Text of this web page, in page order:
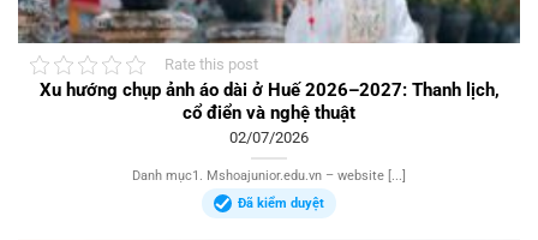
Rate this post
Xu hướng chụp ảnh áo dài ở Huế 2026–2027: Thanh lịch,
cổ điển và nghệ thuật
02/07/2026
Danh mục1. Mshoajunior.edu.vn – website [...]
Đã kiểm duyệt